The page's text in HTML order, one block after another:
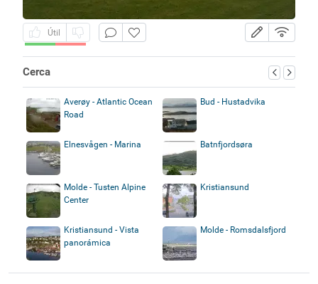
Útil
Cerca
Averøy - Atlantic Ocean
Road
Bud - Hustadvika
Elnesvågen - Marina Batnfjordsøra
Molde - Tusten Alpine
Center
Kristiansund
Kristiansund - Vista
panorámica
Molde - Romsdalsfjord